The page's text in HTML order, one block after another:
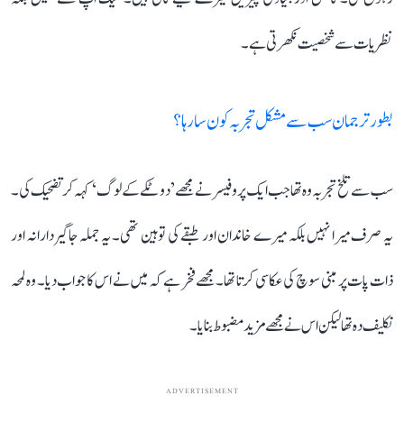
نظریات سے شخصیت نکھرتی ہے۔
بطور ترجمان سب سے مشکل تجربہ کون سا رہا؟
سب سے تلخ تجربہ وہ تھا جب ایک پروفیسر نے مجھے ’دو ٹکے کے لوگ‘ کہہ کر تضحیک کی۔
یہ صرف میرا نہیں بلکہ میرے خاندان اور طبقے کی توہین تھی۔ یہ جملہ جاگیردارانہ اور
ذات پات پر مبنی سوچ کی عکاسی کرتا تھا۔ مجھے فخر ہے کہ میں نے اس کا جواب دیا۔ وہ لمحہ
تکلیف دہ تھا لیکن اس نے مجھے مزید مضبوط بنایا۔
ADVERTISEMENT